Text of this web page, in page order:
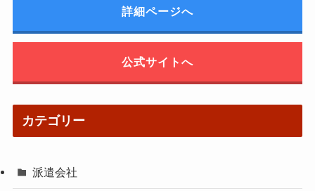
詳細ページへ
公式サイトへ
カテゴリー
派遣会社